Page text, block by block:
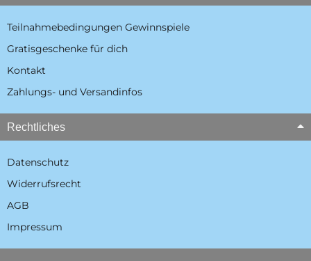
Teilnahmebedingungen Gewinnspiele
Gratisgeschenke für dich
Kontakt
Zahlungs- und Versandinfos
Rechtliches
Datenschutz
Widerrufsrecht
AGB
Impressum